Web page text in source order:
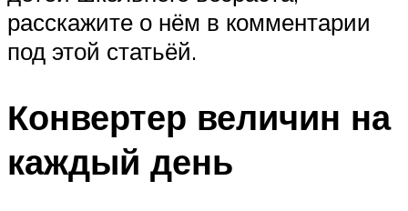
расскажите о нём в комментарии
под этой статьёй.
Конвертер величин на
каждый день